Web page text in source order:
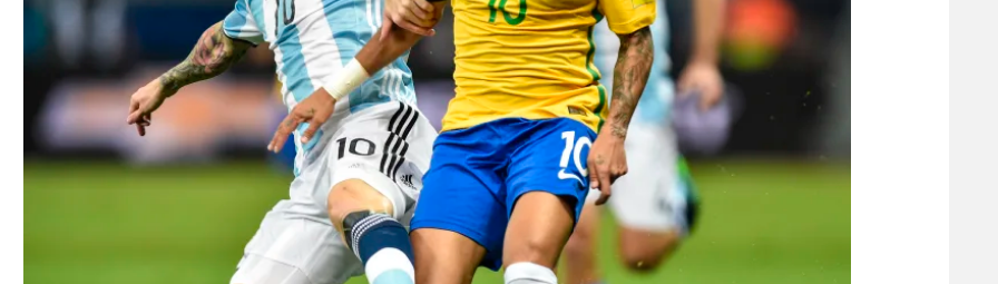
תנאי שימוש
תקנון פעילות ספורט 1
רשיון להקרנה פומבית לבית עסק
הצטרפות לחבילת הערוצים